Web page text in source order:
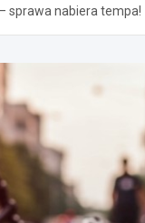
sprawa nabiera tempa!